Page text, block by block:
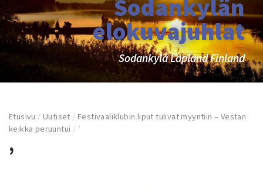
Sodankylän
elokuvajuhlat
Sodankylä Lapland Finland
Etusivu /Uutiset /Festivaaliklubin liput tulivat myyntiin – Vestan
keikka peruuntui / ’
’